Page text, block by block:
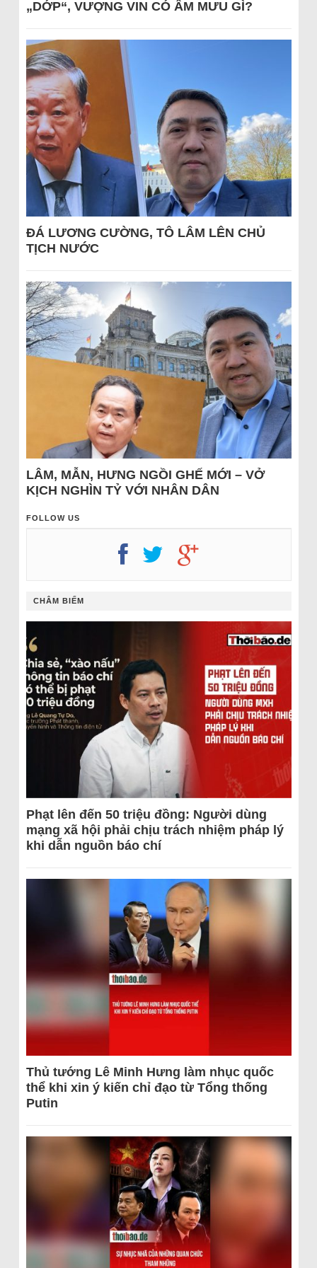
„DỚP“, VƯỢNG VIN CÓ ÂM MƯU GÌ?
ĐÁ LƯƠNG CƯỜNG, TÔ LÂM LÊN CHỦ
TỊCH NƯỚC
LÂM, MẪN, HƯNG NGỒI GHẾ MỚI – VỞ
KỊCH NGHÌN TỶ VỚI NHÂN DÂN
FOLLOW US
CHÂM BIẾM
Phạt lên đến 50 triệu đồng: Người dùng
mạng xã hội phải chịu trách nhiệm pháp lý
khi dẫn nguồn báo chí
Thủ tướng Lê Minh Hưng làm nhục quốc
thể khi xin ý kiến chỉ đạo từ Tổng thống
Putin